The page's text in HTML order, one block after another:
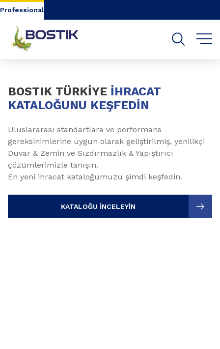
Go to content
Professional
BOSTIK TÜRKİYE İHRACAT
KATALOĞUNU KEŞFEDİN
Uluslararası standartlara ve performans
gereksinimlerine uygun olarak geliştirilmiş, yenilikçi
Duvar & Zemin ve Sızdırmazlık & Yapıştırıcı
çözümlerimizle tanışın.
En yeni ihracat kataloğumuzu şimdi keşfedin.
KATALOĞU İNCELEYİN